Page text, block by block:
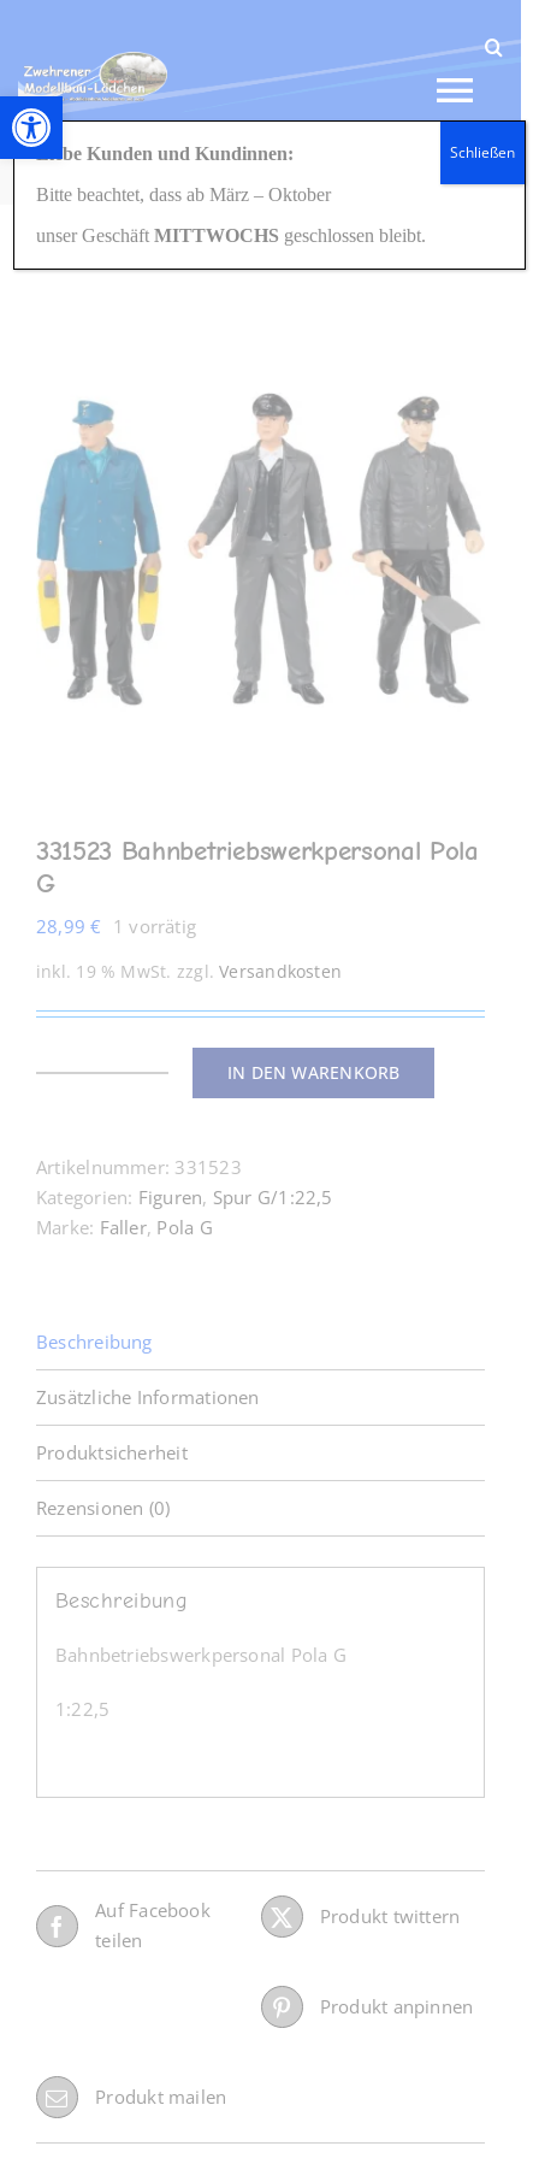
Werkzeugleiste öffnen
springen
HOME
GESCHENKIDEEN
KONTAKT
MEIN KONTO
Startseite Eisenbahn Figuren
331523 Bahnbetriebswerkpersonal Pola G
331523 Bahnbetriebswerkpersonal Pola
G
28,99€ 1 vorrätig
inkl. 19 % MwSt. zzgl.Versandkosten
G
Menge
IN DEN WARENKORB
Artikelnummer: 331523
Kategorien: Figuren, Spur G/1:22,5
Marke: Faller, Pola G
Beschreibung
Zusätzliche Informationen
Produktsicherheit
Rezensionen (0)
Beschreibung
Bahnbetriebswerkpersonal Pola G
1:22,5
Auf Facebook
teilen
Produkt twittern
Produkt anpinnen
Produkt mailen
Liebe Kunden und Kundinnen:
Bitte beachtet, dass ab März – Oktober
unser GeschäftMITTWOCHS geschlossen bleibt.
Schließen